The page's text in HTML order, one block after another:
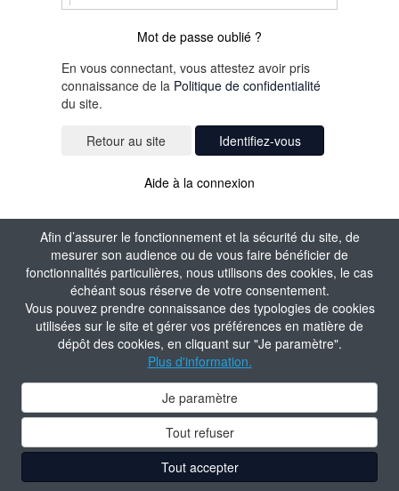
Afin d’assurer le fonctionnement et la sécurité du site, de
mesurer son audience ou de vous faire bénéficier de
fonctionnalités particulières, nous utilisons des cookies, le cas
échéant sous réserve de votre consentement.
Vous pouvez prendre connaissance des typologies de cookies
utilisées sur le site et gérer vos préférences en matière de
dépôt des cookies, en cliquant sur "Je paramètre".
Plus d'information.
Je paramètre
Tout refuser
Tout accepter
Mot de passe oublié ?
En vous connectant, vous attestez avoir pris
connaissance de la Politique de confidentialité
du site.
Identifiez-vous
Aide à la connexion